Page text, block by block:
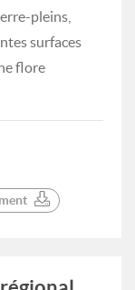
pleins,
surfaces
flore